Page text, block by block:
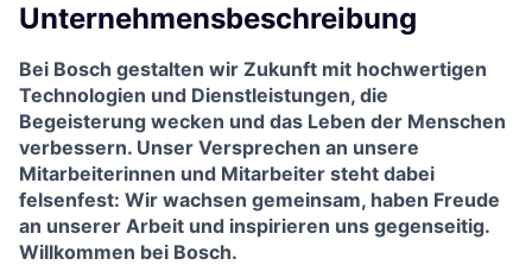
Unternehmensbeschreibung
Bei Bosch gestalten wir Zukunft mit hochwertigen
Technologien und Dienstleistungen, die
Begeisterung wecken und das Leben der Menschen
verbessern. Unser Versprechen an unsere
Mitarbeiterinnen und Mitarbeiter steht dabei
felsenfest: Wir wachsen gemeinsam, haben Freude
an unserer Arbeit und inspirieren uns gegenseitig.
Willkommen bei Bosch.